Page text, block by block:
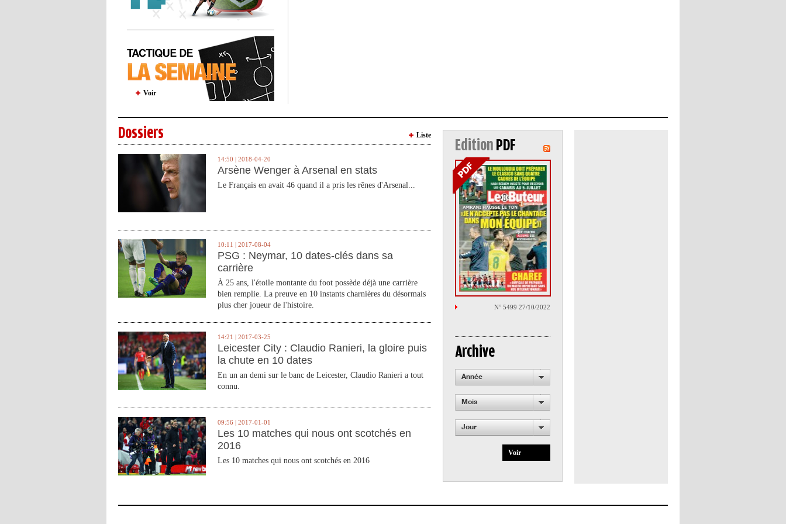
Voir
Dossiers Liste
14:50 | 2018-04-20
Arsène Wenger à Arsenal en stats
Le Français en avait 46 quand il a pris les rênes d'Arsenal...
10:11 | 2017-08-04
PSG : Neymar, 10 dates-clés dans sa
carrière
À 25 ans, l'étoile montante du foot possède déjà une carrière
bien remplie. La preuve en 10 instants charnières du désormais
plus cher joueur de l'histoire.
14:21 | 2017-03-25
Leicester City : Claudio Ranieri, la gloire puis
la chute en 10 dates
En un an demi sur le banc de Leicester, Claudio Ranieri a tout
connu.
09:56 | 2017-01-01
Les 10 matches qui nous ont scotchés en
2016
Les 10 matches qui nous ont scotchés en 2016
Edition PDF
N° 5499 27/10/2022
Archive
Année
Mois
Jour
Voir